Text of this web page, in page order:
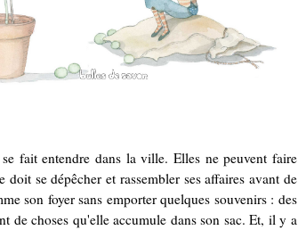
fait entendre dans la ville. Elles ne peuvent faire
se dépêcher et rassembler ses affaires avant de
son foyer sans emporter quelques souvenirs : des
de choses qu'elle accumule dans son sac. Et, il y a